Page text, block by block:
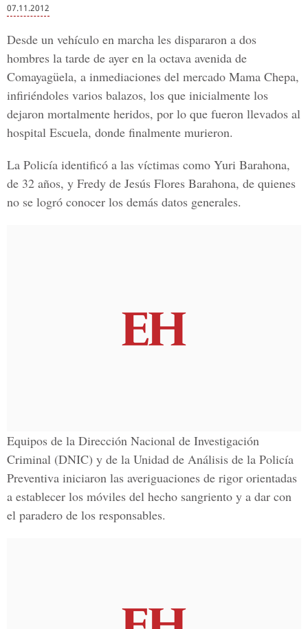
07.11.2012
Desde un vehículo en marcha les dispararon a dos
hombres la tarde de ayer en la octava avenida de
Comayagüela, a inmediaciones del mercado Mama Chepa,
infiriéndoles varios balazos, los que inicialmente los
dejaron mortalmente heridos, por lo que fueron llevados al
hospital Escuela, donde finalmente murieron.
La Policía identificó a las víctimas como Yuri Barahona,
de 32 años, y Fredy de Jesús Flores Barahona, de quienes
no se logró conocer los demás datos generales.
Equipos de la Dirección Nacional de Investigación
Criminal (DNIC) y de la Unidad de Análisis de la Policía
Preventiva iniciaron las averiguaciones de rigor orientadas
a establecer los móviles del hecho sangriento y a dar con
el paradero de los responsables.